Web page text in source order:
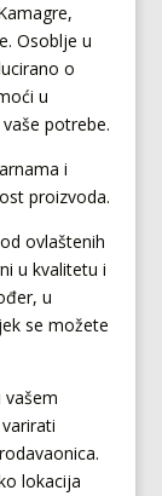
Osoblje u
o
u
potrebe.
i
proizvoda.
ovlaštenih
u kvalitetu i
u
se možete
vašem
lokacija